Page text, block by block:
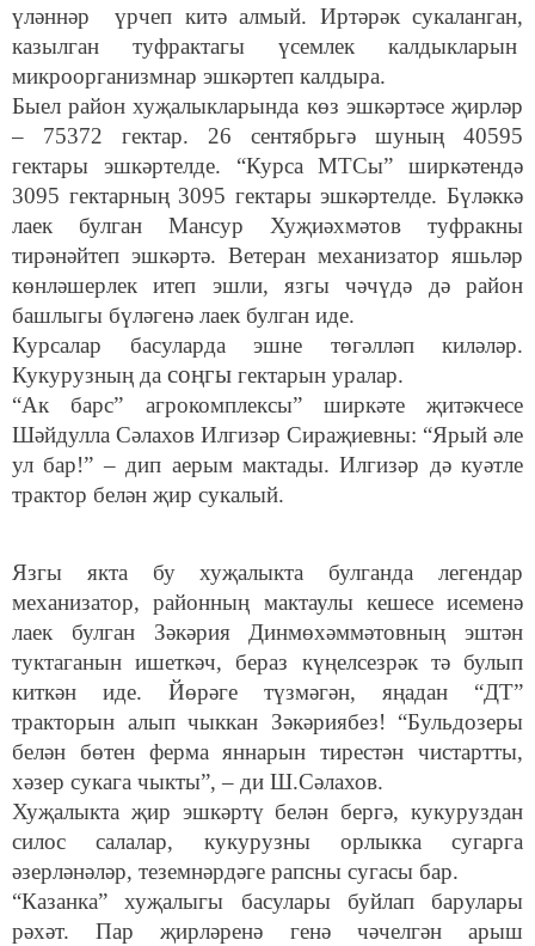
үләннәр үрчеп китә алмый. Иртәрәк сукаланган,
казылган туфрактагы үсемлек калдыкларын
микроорганизмнар эшкәртеп калдыра.
Быел район хуҗалыкларында көз эшкәртәсе җирләр
– 75372 гектар. 26 сентябрьгә шуның 40595
гектары эшкәртелде. “Курса МТСы” ширкәтендә
3095 гектарның 3095 гектары эшкәртелде. Бүләккә
лаек булган Мансур Хуҗиәхмәтов туфракны
тирәнәйтеп эшкәртә. Ветеран механизатор яшьләр
көнләшерлек итеп эшли, язгы чәчүдә дә район
башлыгы бүләгенә лаек булган иде.
Курсалар басуларда эшне төгәлләп киләләр.
Кукурузның да соңгы гектарын уралар.
“Ак барс” агрокомплексы” ширкәте җитәкчесе
Шәйдулла Сәлахов Илгизәр Сираҗиевны: “Ярый әле
ул бар!” – дип аерым мактады. Илгизәр дә куәтле
трактор белән җир сукалый.
Язгы якта бу хуҗалыкта булганда легендар
механизатор, районның мактаулы кешесе исеменә
лаек булган Зәкәрия Динмөхәммәтовның эштән
туктаганын ишеткәч, бераз күңелсезрәк тә булып
киткән иде. Йөрәге түзмәгән, яңадан “ДТ”
тракторын алып чыккан Зәкәриябез! “Бульдозеры
белән бөтен ферма яннарын тирестән чистартты,
хәзер сукага чыкты”, – ди Ш.Сәлахов.
Хуҗалыкта җир эшкәртү белән бергә, кукуруздан
силос салалар, кукурузны орлыкка сугарга
әзерләнәләр, теземнәрдәге рапсны сугасы бар.
“Казанка” хуҗалыгы басулары буйлап барулары
рәхәт. Пар җирләренә генә чәчелгән арыш